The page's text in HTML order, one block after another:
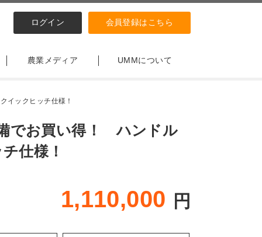
ログイン 会員登録はこちら
農業メディア UMMについて
イックヒッチ仕様！
でお買い得！ ハンドル
仕様！
1,110,000 円